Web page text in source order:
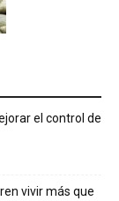
el control de
vivir más que